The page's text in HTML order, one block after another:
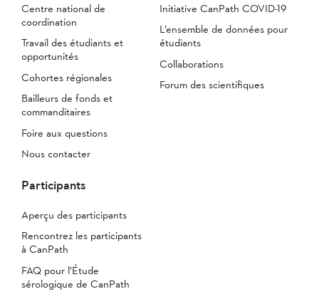
Centre national de
coordination
Travail des étudiants et
opportunités
Cohortes régionales
Bailleurs de fonds et
commanditaires
Foire aux questions
Nous contacter
Initiative CanPath COVID-19
L’ensemble de données pour
étudiants
Collaborations
Forum des scientifiques
Participants
Aperçu des participants
Rencontrez les participants
à CanPath
FAQ pour l’Étude
sérologique de CanPath